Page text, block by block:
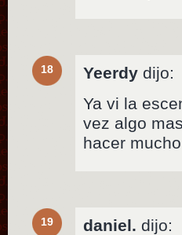
18 Yeerdy dijo:
Ya vi la
vez algo
hacer
19 daniel. dijo: